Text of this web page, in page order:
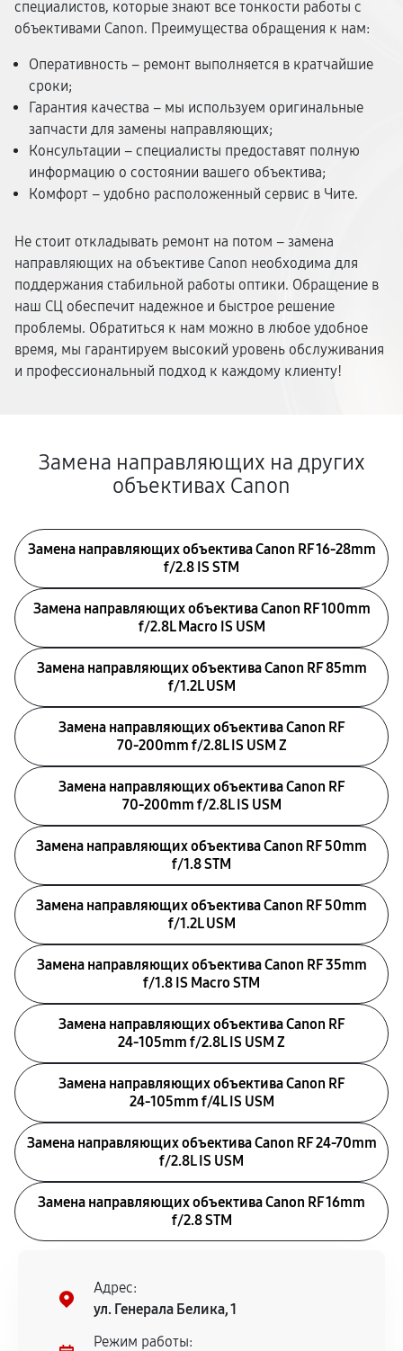
специалистов, которые знают все тонкости работы с
объективами Canon. Преимущества обращения к нам:
Оперативность – ремонт выполняется в кратчайшие
сроки;
Гарантия качества – мы используем оригинальные
запчасти для замены направляющих;
Консультации – специалисты предоставят полную
информацию о состоянии вашего объектива;
Комфорт – удобно расположенный сервис в Чите.
Не стоит откладывать ремонт на потом – замена
направляющих на объективе Canon необходима для
поддержания стабильной работы оптики. Обращение в
наш СЦ обеспечит надежное и быстрое решение
проблемы. Обратиться к нам можно в любое удобное
время, мы гарантируем высокий уровень обслуживания
и профессиональный подход к каждому клиенту!
Замена направляющих на других
объективах Canon
Замена направляющих объектива Canon RF 16‑28mm
f/2.8 IS STM
Замена направляющих объектива Canon RF 100mm
f/2.8L Macro IS USM
Замена направляющих объектива Canon RF 85mm
f/1.2L USM
Замена направляющих объектива Canon RF
70‑200mm f/2.8L IS USM Z
Замена направляющих объектива Canon RF
70‑200mm f/2.8L IS USM
Замена направляющих объектива Canon RF 50mm
f/1.8 STM
Замена направляющих объектива Canon RF 50mm
f/1.2L USM
Замена направляющих объектива Canon RF 35mm
f/1.8 IS Macro STM
Замена направляющих объектива Canon RF
24‑105mm f/2.8L IS USM Z
Замена направляющих объектива Canon RF
24‑105mm f/4L IS USM
Замена направляющих объектива Canon RF 24‑70mm
f/2.8L IS USM
Замена направляющих объектива Canon RF 16mm
f/2.8 STM
Адрес:
ул. Генерала Белика, 1
Режим работы: